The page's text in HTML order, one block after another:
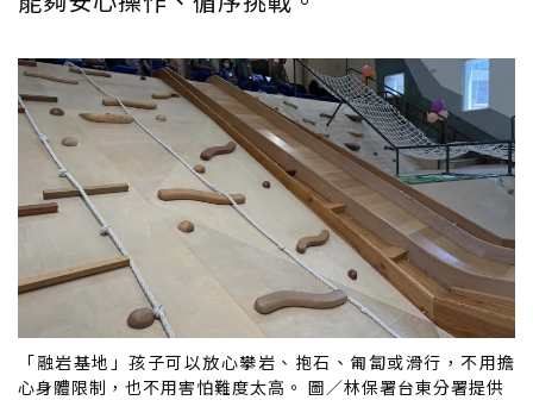
「融岩基地」孩子可以放心攀岩、抱石、匍匐或滑行，不用擔
心身體限制，也不用害怕難度太高。 圖／林保署台東分署提供